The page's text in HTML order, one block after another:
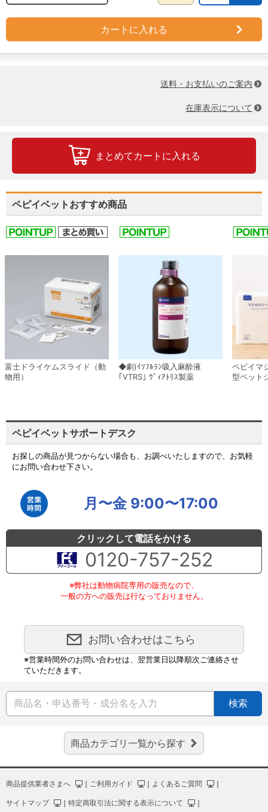
カートに入れる
送料・お支払いのご案内
在庫表示について
まとめてカートに入れる
ペピイベットおすすめ商品
富士ドライケムスライド（動
物用）
◆劇)ｲｿﾌﾙﾗﾝ吸入麻酔液
｢VTRS｣ ｳﾞｨｱﾄﾘｽ製薬
ペピイマ
型ペット
ペピイベットサポートデスク
お探しの商品が見つからない場合も、お調べいたしますので、お気軽
にお問い合わせ下さい。
月〜金 9:00〜17:00
クリックして電話をかける
0120-757-252
※弊社は動物病院専用の販売なので、
一般の方への販売は行なっておりません。
お問い合わせはこちら
※営業時間外のお問い合わせは、翌営業日以降順次ご連絡させ
ていただきます。
検索
商品カテゴリ一覧から探す
商品提供業者さまへ ｜ ご利用ガイド ｜ よくあるご質問 ｜
サイトマップ ｜ 特定商取引法に関する表示について ｜